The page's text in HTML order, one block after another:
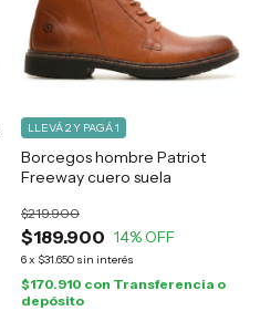
Borcegos hombre Patriot
Freeway cuero suela
$189.900
$219.900
14% OFF
6x $31.650 sin interés
LLEVÁ 2 Y PAGÁ 1
$170.910 con Transferencia o
depósito